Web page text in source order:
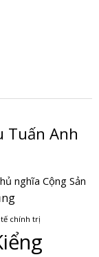
Tuấn Anh
nghĩa Cộng Sản
chính trị